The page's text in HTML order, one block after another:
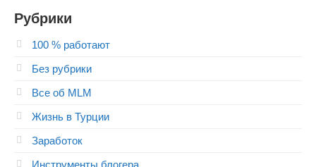
Рубрики
100 % работают
Без рубрики
Все об MLM
Жизнь в Турции
Заработок